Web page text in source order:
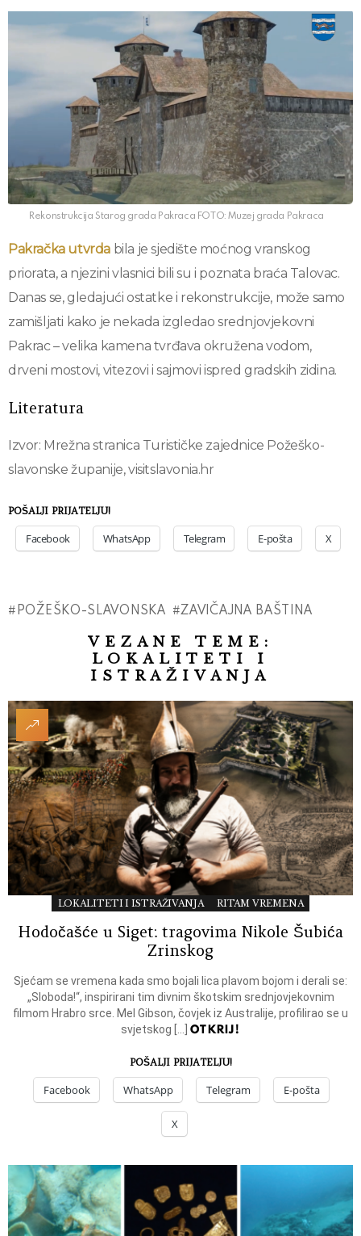
Rekonstrukcija Starog grada Pakraca FOTO: Muzej grada Pakraca
Pakračka utvrda bila je sjedište moćnog vranskog
priorata, a njezini vlasnici bili su i poznata braća Talovac.
Danas se, gledajući ostatke i rekonstrukcije, može samo
zamišljati kako je nekada izgledao srednjovjekovni
Pakrac – velika kamena tvrđava okružena vodom,
drveni mostovi, vitezovi i sajmovi ispred gradskih zidina.
Literatura
Izvor: Mrežna stranica Turističke zajednice Požeško-
slavonske županije, visitslavonia.hr
POŠALJI PRIJATELJU!
Facebook WhatsApp Telegram E-pošta X
POŽEŠKO-SLAVONSKA ZAVIČAJNA BAŠTINA
VEZANE TEME:
LOKALITETI I
ISTRAŽIVANJA
LOKALITETI I ISTRAŽIVANJA RITAM VREMENA
Hodočašće u Siget: tragovima Nikole Šubića
Zrinskog
Sjećam se vremena kada smo bojali lica plavom bojom i derali se:
„Sloboda!“, inspirirani tim divnim škotskim srednjovjekovnim
filmom Hrabro srce. Mel Gibson, čovjek iz Australije, profilirao se u
svjetskog […] OTKRIJ!
POŠALJI PRIJATELJU!
Facebook WhatsApp Telegram E-pošta
X